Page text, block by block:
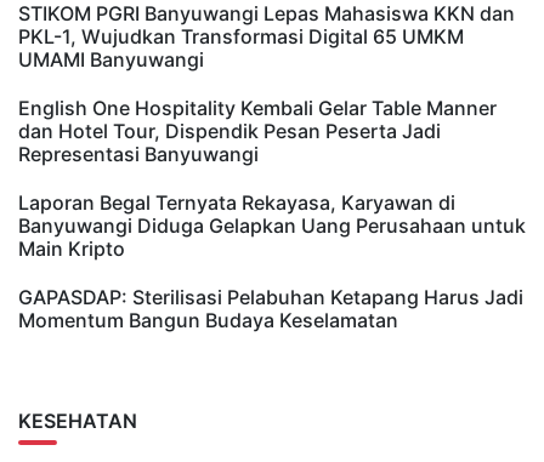
STIKOM PGRI Banyuwangi Lepas Mahasiswa KKN dan
PKL-1, Wujudkan Transformasi Digital 65 UMKM
UMAMI Banyuwangi
English One Hospitality Kembali Gelar Table Manner
dan Hotel Tour, Dispendik Pesan Peserta Jadi
Representasi Banyuwangi
Laporan Begal Ternyata Rekayasa, Karyawan di
Banyuwangi Diduga Gelapkan Uang Perusahaan untuk
Main Kripto
GAPASDAP: Sterilisasi Pelabuhan Ketapang Harus Jadi
Momentum Bangun Budaya Keselamatan
KESEHATAN